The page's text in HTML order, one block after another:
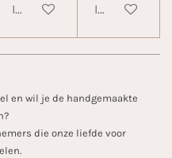
In winkelwagen
In
en wil je de handgemaakte
die onze liefde voor